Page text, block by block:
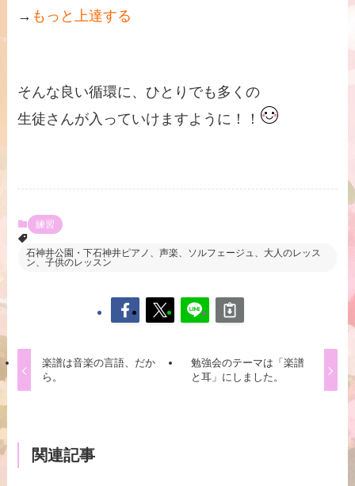
→ もっと上達する
そんな良い循環に、ひとりでも多くの
生徒さんが入っていけますように！！
練習
石神井公園・下石神井ピアノ、声楽、ソルフェージュ、大人のレッス
ン、子供のレッスン
楽譜は音楽の言語、だか
ら。
勉強会のテーマは「楽譜
と耳」にしました。
関連記事